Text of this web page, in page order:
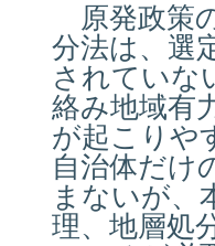
原発政策
分法は、選
されていな
絡み地域有
が起こりや
自治体だけ
まないが、
理、地層処